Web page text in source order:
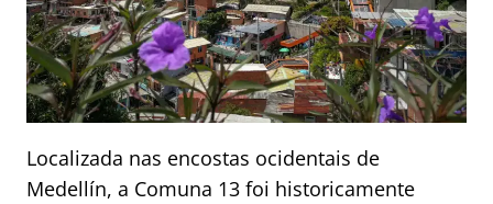
Localizada nas encostas ocidentais de
Medellín, a Comuna 13 foi historicamente